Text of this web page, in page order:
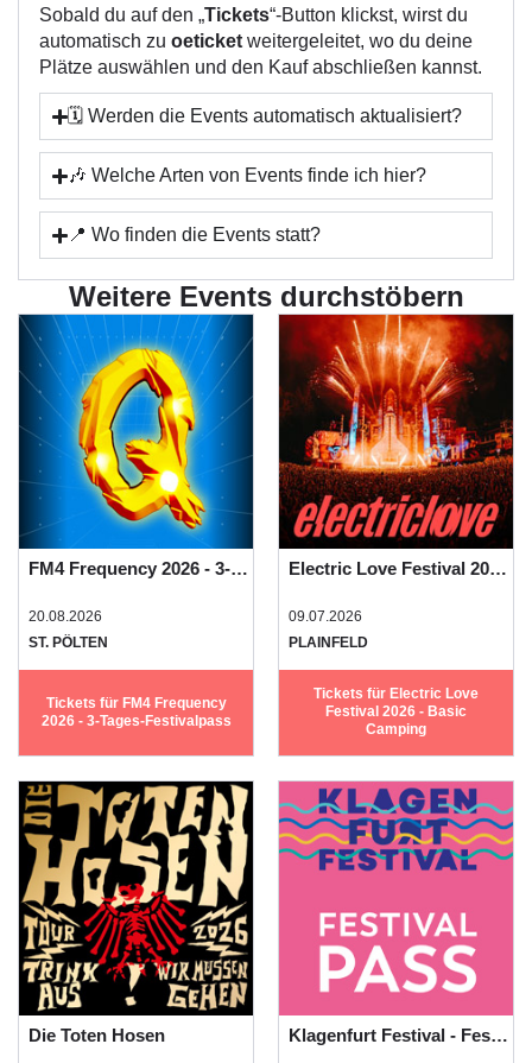
Sobald du auf den „Tickets“-Button klickst, wirst du
automatisch zu oeticket weitergeleitet, wo du deine
Plätze auswählen und den Kauf abschließen kannst.
🗓️ Werden die Events automatisch aktualisiert?
🎶 Welche Arten von Events finde ich hier?
📍 Wo finden die Events statt?
Weitere Events durchstöbern
FM4 Frequency 2026 - 3-Tages-Festivalpass
20.08.2026
ST. PÖLTEN
Tickets für FM4 Frequency
2026 - 3-Tages-Festivalpass
Electric Love Festival 2026 - Basic Camping
09.07.2026
PLAINFELD
Tickets für Electric Love
Festival 2026 - Basic
Camping
Die Toten Hosen Klagenfurt Festival - Festivalpass